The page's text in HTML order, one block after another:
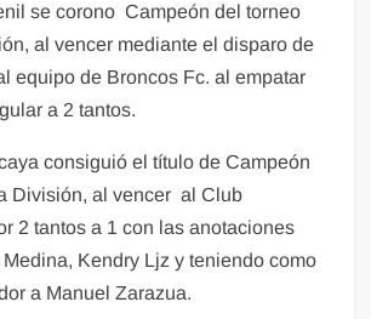
se corono Campeón del torneo
al vencer mediante el disparo de
equipo de Broncos Fc. al empatar
a 2 tantos.
consiguió el título de Campeón
División, al vencer al Club
2 tantos a 1 con las anotaciones
Kendry Ljz y teniendo como
a Manuel Zarazua.